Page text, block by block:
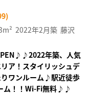
2022年2月築 藤沢
年築、人気
ア！スタイリッシュデ
ワンルーム♪駅近徒歩
ム！！Wi-Fi無料♪♪